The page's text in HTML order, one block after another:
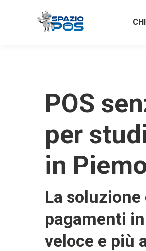
POS
per
in
La
pagamenti
veloce e più